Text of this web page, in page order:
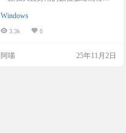
画的基本都知道这款软件。 Clip Stu
dio Paint EX v4.1.0 多国语言特别版
术交流，请勿用于商业及非法用
Windows
3.3k 0
阿喵 25年11月2日